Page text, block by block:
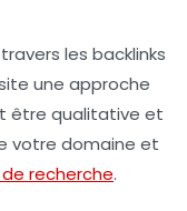
les backlinks
une approche
être qualitative et
votre domaine et
recherche.